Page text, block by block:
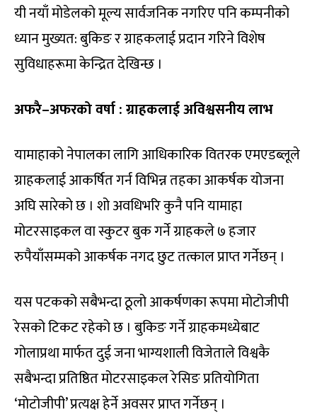
यी नयाँ मोडेलको मूल्य सार्वजनिक नगरिए पनि कम्पनीको
ध्यान मुख्यत: बुकिङ र ग्राहकलाई प्रदान गरिने विशेष
सुविधाहरूमा केन्द्रित देखिन्छ ।
अफरै–अफरको वर्षा : ग्राहकलाई अविश्वसनीय लाभ
यामाहाको नेपालका लागि आधिकारिक वितरक एमएडब्लूले
ग्राहकलाई आकर्षित गर्न विभिन्न तहका आकर्षक योजना
अघि सारेको छ । शो अवधिभरि कुनै पनि यामाहा
मोटरसाइकल वा स्कुटर बुक गर्ने ग्राहकले ७ हजार
रुपैयाँसम्मको आकर्षक नगद छुट तत्काल प्राप्त गर्नेछन् ।
यस पटकको सबैभन्दा ठूलो आकर्षणका रूपमा मोटोजीपी
रेसको टिकट रहेको छ । बुकिङ गर्ने ग्राहकमध्येबाट
गोलाप्रथा मार्फत दुई जना भाग्यशाली विजेताले विश्वकै
सबैभन्दा प्रतिष्ठित मोटरसाइकल रेसिङ प्रतियोगिता
‘मोटोजीपी’ प्रत्यक्ष हेर्ने अवसर प्राप्त गर्नेछन् ।